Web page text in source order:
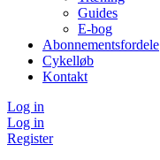
Guides
E-bog
Abonnementsfordele
Cykelløb
Kontakt
Log in
Log in
Register